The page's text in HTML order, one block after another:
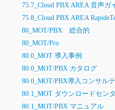
75.7_Cloud PBX AREA 音声ガ
75.8_Cloud PBX AREA
80_MOT/PBX 総合的
80_MOT/Pro
80.0_MOT 導入事例
80.0_MOT/PBX カタログ
80.0_MOT/PBX導入コンサル
80.1_MOT ダウンロードセン
80.1_MOT/PBX マニュアル